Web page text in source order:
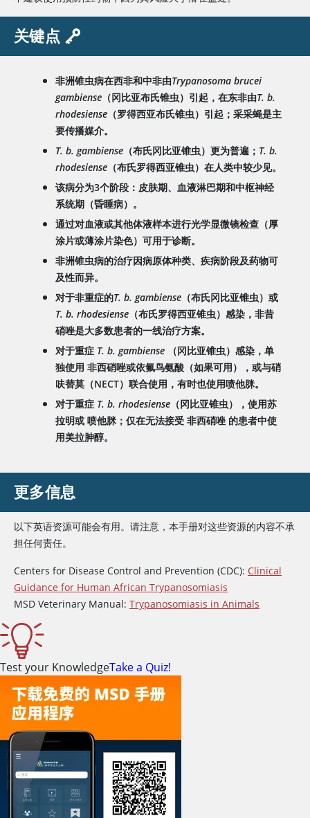
关键点
非洲锥虫病在西非和中非由Trypanosoma brucei
gambiense （冈比亚布氏锥虫）引起，在东非由T. b.
rhodesiense （罗得西亚布氏锥虫）引起；采采蝇是主
要传播媒介。
T. b. gambiense （布氏冈比亚锥虫）更为普遍； T. b.
rhodesiense （布氏罗得西亚锥虫）在人类中较少见。
该病分为3个阶段：皮肤期、血液淋巴期和中枢神经
系统期（昏睡病）。
通过对血液或其他体液样本进行光学显微镜检查（厚
涂片或薄涂片染色）可用于诊断。
非洲锥虫病的治疗因病原体种类、疾病阶段及药物可
及性而异。
对于非重症的T. b. gambiense （布氏冈比亚锥虫）或
T. b. rhodesiense （布氏罗得西亚锥虫）感染，非昔
硝唑是大多数患者的一线治疗方案。
对于重症 T. b. gambiense （冈比亚锥虫）感染，单
独使用 非西硝唑或依氟鸟氨酸（如果可用），或与硝
呋替莫（NECT）联合使用，有时也使用喷他脒。
对于重症 T. b. rhodesiense （冈比亚锥虫），使用苏
拉明或 喷他脒；仅在无法接受 非西硝唑 的患者中使
用美拉胂醇。
更多信息
以下英语资源可能会有用。请注意，本手册对这些资源的内容不承
担任何责任。
Centers for Disease Control and Prevention (CDC): Clinical
Guidance for Human African Trypanosomiasis
MSD Veterinary Manual: Trypanosomiasis in Animals
Test your KnowledgeTake a Quiz!